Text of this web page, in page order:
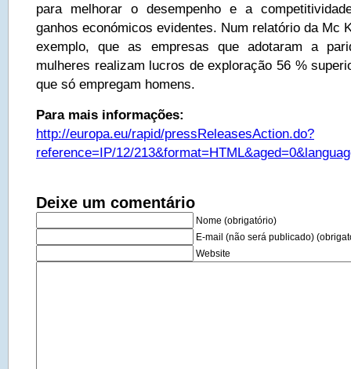
para melhorar o desempenho e a
ganhos económicos evidentes. Num relatório da Mc
exemplo, que as empresas que adotaram a
mulheres realizam lucros de exploração 56 %
que só empregam homens.
Para mais informações:
http://europa.eu/rapid/pressReleasesAction.do?
reference=IP/12/
Deixe um comentário
Nome (obrigatório)
E-mail (não será publicado)
Website